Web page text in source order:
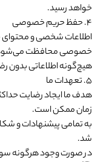
خواهد رسید.
۴. حفظ حریم خصوصی
اطلاعات شخصی و محتوای
خصوصی محافظت
هیچ‌گونه اطلاعاتی بدون
۵. تعهدات ما
هدف ما ایجاد رضایت
زمان ممکن است.
به تمامی پیشنهادات و
شد.
در صورت وجود هرگونه